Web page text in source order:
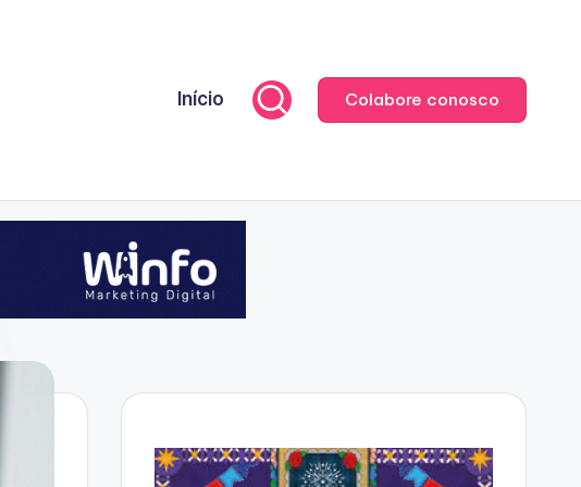
Início Colabore conosco